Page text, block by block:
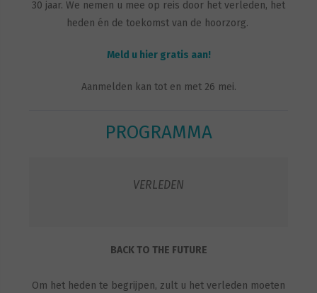
30 jaar. We nemen u mee op reis door het verleden, het
heden én de toekomst van de hoorzorg.
Meld u hier gratis aan!
Aanmelden kan tot en met 26 mei.
PROGRAMMA
VERLEDEN
BACK TO THE FUTURE
Om het heden te begrijpen, zult u het verleden moeten